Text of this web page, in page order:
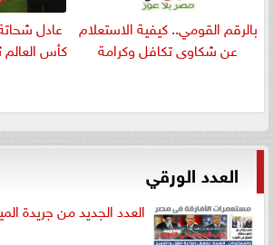
بالرقم القومي.. كيفية الاستعلام
عن شكاوى تكافل وكرامة
عادل
كأس العالم
العدد الورقي
العدد الجديد من جريدة